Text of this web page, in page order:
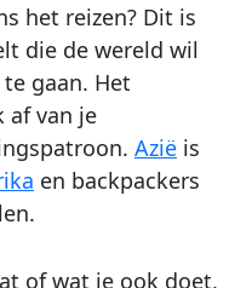
het reizen? Dit is
die de wereld wil
gaan. Het
van je
Azië is
en backpackers
of wat je ook doet,